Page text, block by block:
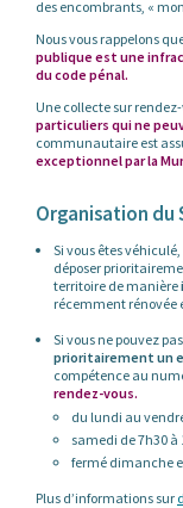
des encombrants, «
Nous vous rappelons
publique est une
du code pénal.
Une collecte sur
particuliers qui ne
communautaire est
exceptionnel par la
Organisation du
Si vous êtes
déposer
territoire de manière
récemment rénovée
Si vous ne pouvez
prioritairement un
compétence au
rendez-vous.
du lundi au
samedi de 7h30 à
fermé dimanche
Plus d’informations sur